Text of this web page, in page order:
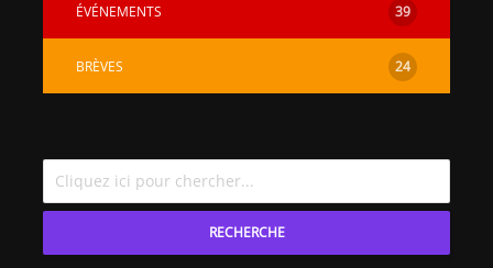
ÉVÉNEMENTS 39
BRÈVES 24
RECHERCHE